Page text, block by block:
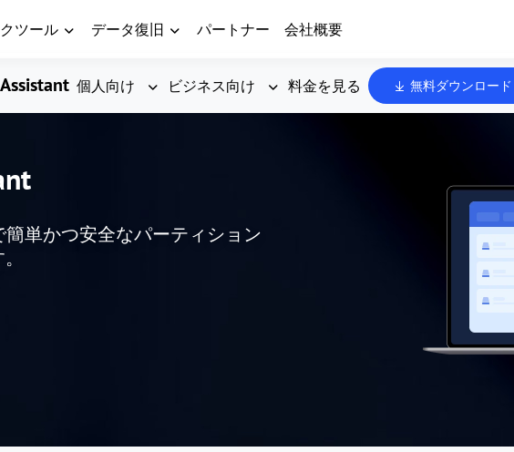
ツール データ復旧 パートナー 会社概要
個人向け ビジネス向け 料金を見る 無料ダウンロード
単かつ安全なパーティション